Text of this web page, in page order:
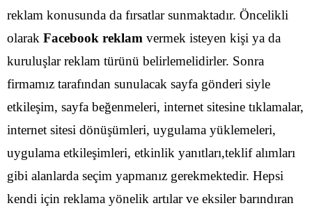
reklam konusunda da fırsatlar sunmaktadır. Öncelikli
olarak Facebook reklam vermek isteyen kişi ya da
kuruluşlar reklam türünü belirlemelidirler. Sonra
firmamız tarafından sunulacak sayfa gönderi siyle
etkileşim, sayfa beğenmeleri, internet sitesine tıklamalar,
internet sitesi dönüşümleri, uygulama yüklemeleri,
uygulama etkileşimleri, etkinlik yanıtları,teklif alımları
gibi alanlarda seçim yapmanız gerekmektedir. Hepsi
kendi için reklama yönelik artılar ve eksiler barındıran